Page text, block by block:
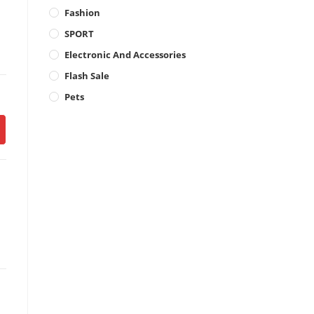
Fashion
SPORT
Electronic And Accessories
Flash Sale
Pets